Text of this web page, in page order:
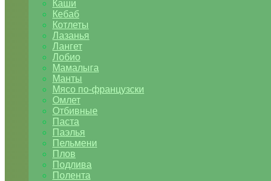
Каши
Кебаб
Котлеты
Лазанья
Лангет
Лобио
Мамалыга
Манты
Мясо по-французски
Омлет
Отбивные
Паста
Паэлья
Пельмени
Плов
Подлива
Полента